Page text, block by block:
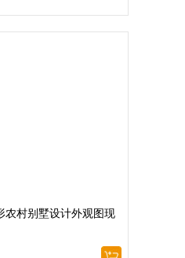
农村别墅设计外观图现